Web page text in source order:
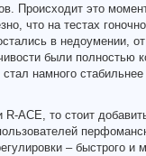
Происходит это
что на тестах
в недоумении, от
были полностью
намного стабильнее
ACE, то стоит
– быстрого и